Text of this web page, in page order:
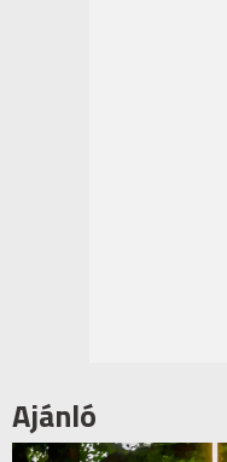
Ajánló